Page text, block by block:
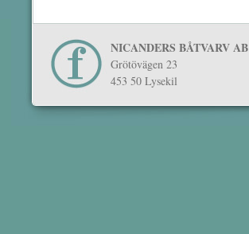
NICANDERS BÅTVARV AB
Grötövägen 23
453 50 Lysekil